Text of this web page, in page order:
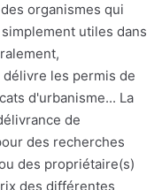
organismes qui
utiles dans
les permis de
d'urbanisme... La
de
des recherches
des propriétaire(s)
des différentes